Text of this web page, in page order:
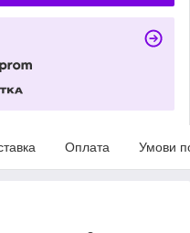
Оплата Умови